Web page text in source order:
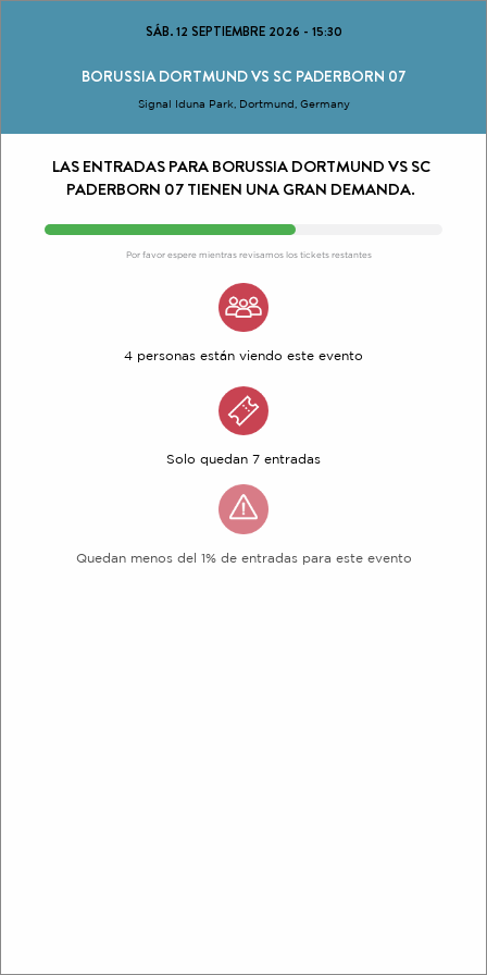
SÁB. 12 SEPTIEMBRE 2026 - 15:30
BORUSSIA DORTMUND VS SC PADERBORN 07
Signal Iduna Park, Dortmund, Germany
LAS ENTRADAS PARA BORUSSIA DORTMUND VS SC
PADERBORN 07 TIENEN UNA GRAN DEMANDA.
Por favor espere mientras revisamos los tickets restantes
4 personas están viendo este evento
Solo quedan 7 entradas
Quedan menos del 1% de entradas para este evento